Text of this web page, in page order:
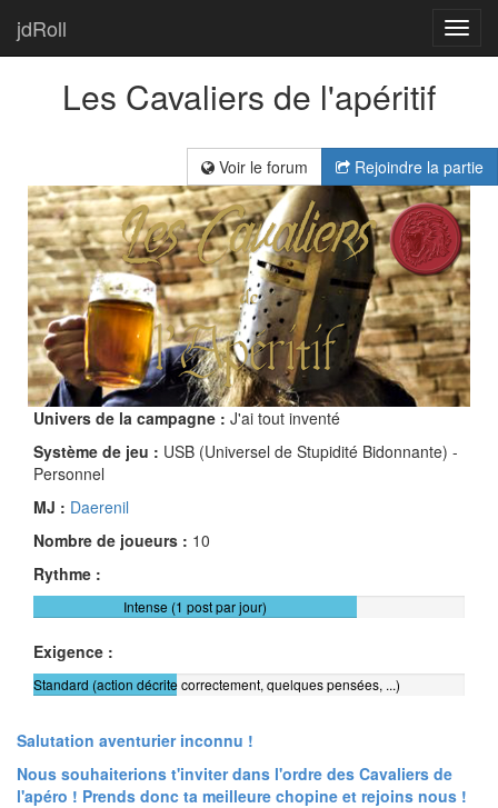
jdRoll
Les Cavaliers de l'apéritif
Voir le forum Rejoindre la partie
Univers de la campagne : J'ai tout inventé
Système de jeu : USB (Universel de Stupidité Bidonnante) -
Personnel
MJ : Daerenil
Nombre de joueurs : 10
Rythme :
Intense (1 post par jour)
Exigence :
Standard (action décrite correctement, quelques pensées, ...)
Salutation aventurier inconnu !
Nous souhaiterions t'inviter dans l'ordre des Cavaliers de
l'apéro ! Prends donc ta meilleure chopine et rejoins nous !